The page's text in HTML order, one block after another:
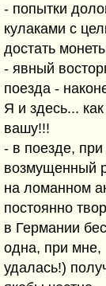
- попытки
кулаками с
достать
- явный
поезда -
Я и здесь...
вашу!!!
- в поезде,
возмущенный
на ломанном
постоянно
в Германии
одна, при мне,
удалась!)